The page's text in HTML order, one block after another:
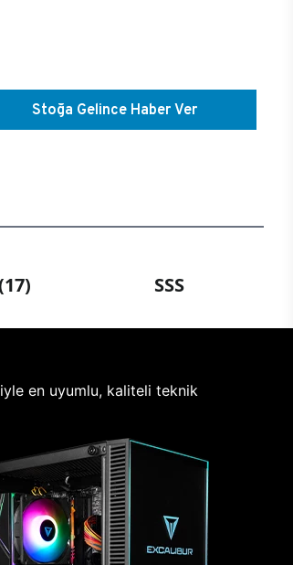
Stoğa Gelince Haber Ver
SSS
en uyumlu, kaliteli teknik